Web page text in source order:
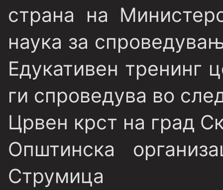
страна на
наука за
Едукативен тренинг
ги спроведува во
Црвен крст на град
Општинска
Струмица